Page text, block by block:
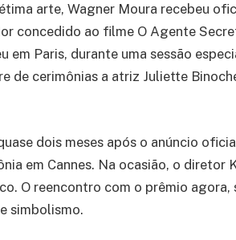
arte, Wagner Moura recebeu
concedido ao filme O Agente
em Paris, durante uma sessão
de cerimônias a atriz Juliette
dois meses após o anúncio
em Cannes. Na ocasião, o diretor
O reencontro com o prêmio
simbolismo.